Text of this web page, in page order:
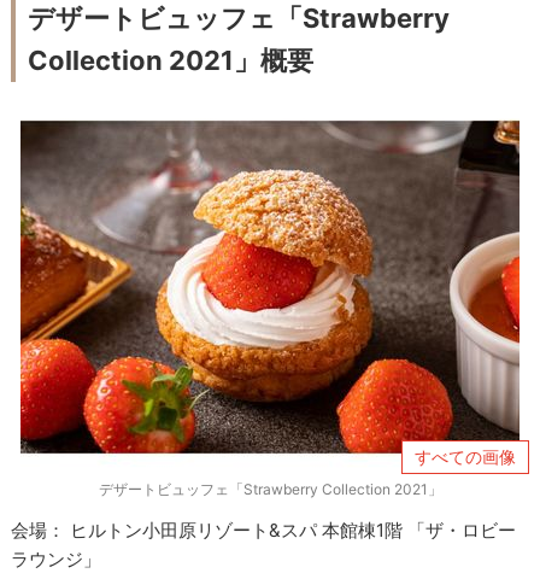
デザートビュッフェ「Strawberry
Collection 2021」概要
すべての画像
デザートビュッフェ「Strawberry Collection 2021」
会場： ヒルトン小田原リゾート&スパ本館棟1階 「ザ・ロビー
ラウンジ」